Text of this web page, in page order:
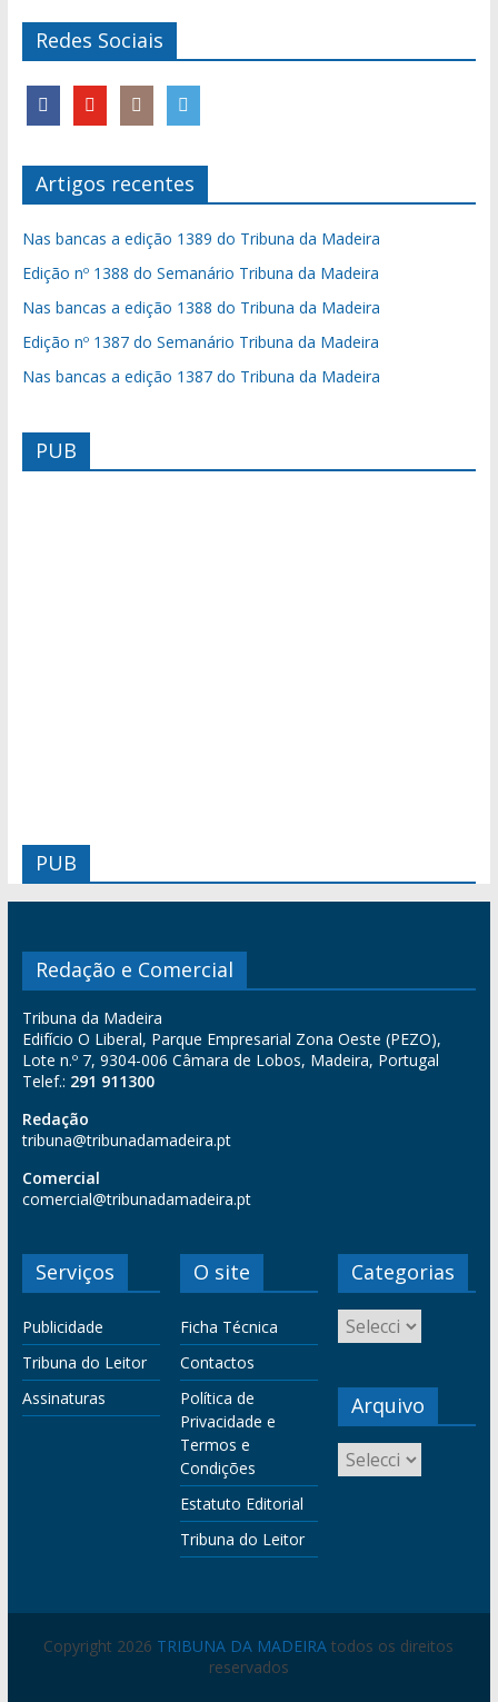
Redes Sociais
Artigos recentes
Nas bancas a edição 1389 do Tribuna da Madeira
Edição nº 1388 do Semanário Tribuna da Madeira
Nas bancas a edição 1388 do Tribuna da Madeira
Edição nº 1387 do Semanário Tribuna da Madeira
Nas bancas a edição 1387 do Tribuna da Madeira
PUB
PUB
Redação e Comercial
Tribuna da Madeira
Edifício O Liberal, Parque Empresarial Zona Oeste (PEZO),
Lote n.º 7, 9304-006 Câmara de Lobos, Madeira, Portugal
Telef.: 291 911300
Redação
tribuna@tribunadamadeira.pt
Comercial
comercial@tribunadamadeira.pt
Serviços
Publicidade
Tribuna do Leitor
Assinaturas
O site
Ficha Técnica
Contactos
Política de
Privacidade e
Termos e
Condições
Estatuto Editorial
Tribuna do Leitor
Categorias
Arquivo
Copyright 2026 TRIBUNA DA MADEIRA todos os direitos
reservados